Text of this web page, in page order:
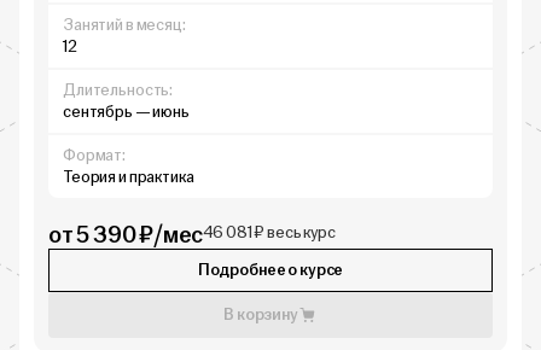
Занятий в месяц:
12
Длительность:
сентябрь — июнь
Формат:
Теория и практика
от 5 390 ₽/мес46 081 ₽ весь курс
Подробнее о курсе
В корзину